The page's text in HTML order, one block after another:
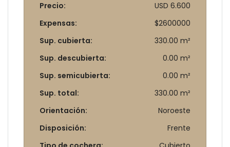
Precio:
USD 6.600
Expensas:
$2600000
Sup. cubierta:
330.00 m²
Sup. descubierta:
0.00 m²
Sup. semicubierta:
0.00 m²
Sup. total:
330.00 m²
Orientación:
Noroeste
Disposición:
Frente